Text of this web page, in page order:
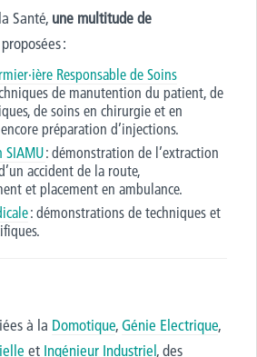
Santé, une multitude de
:
·ière Responsable de Soins
de manutention du patient, de
de soins en chirurgie et en
préparation d’injections.
SIAMU: démonstration de l’extraction
accident de la route,
et placement en ambulance.
: démonstrations de techniques et
à la Domotique,Génie Electrique,
et Ingénieur Industriel, des